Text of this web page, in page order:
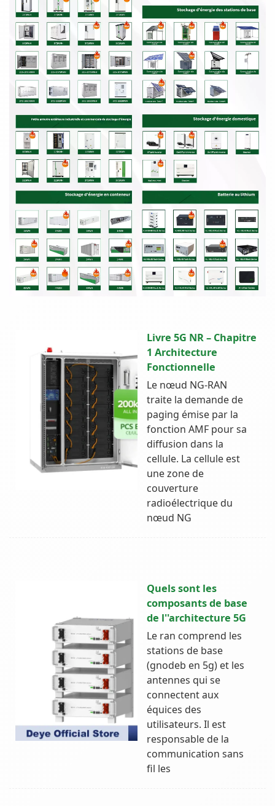
Livre 5G NR – Chapitre
1 Architecture
Fonctionnelle
Le nœud NG-RAN
traite la demande de
paging émise par la
fonction AMF pour sa
diffusion dans la
cellule. La cellule est
une zone de
couverture
radioélectrique du
nœud NG
Quels sont les
composants de base
de l''architecture 5G
Le ran comprend les
stations de base
(gnodeb en 5g) et les
antennes qui se
connectent aux
équices des
utilisateurs. Il est
responsable de la
communication sans
fil les